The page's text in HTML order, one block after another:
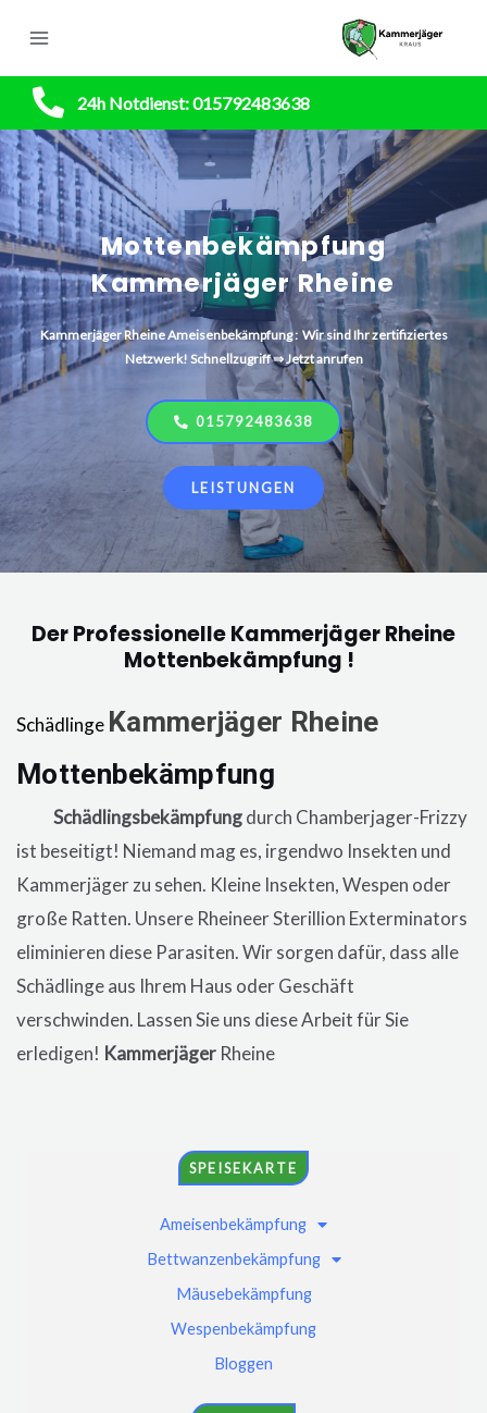
24h Notdienst: 015792483638
Mottenbekämpfung
Kammerjäger Rheine
KammerjägerRheineAmeisenbekämpfung : Wir sind Ihr zertifiziertes
Netzwerk! Schnellzugriff ⇒ Jetzt anrufen
015792483638
LEISTUNGEN
SPEISEKARTE
Ameisenbekämpfung
Bettwanzenbekämpfung
Mäusebekämpfung
Wespenbekämpfung
Bloggen
Der Professionelle Kammerjäger Rheine
Mottenbekämpfung !
Schädlinge Kammerjäger Rheine
Mottenbekämpfung
Schädlingsbekämpfungdurch Chamberjager-Frizzy
ist beseitigt! Niemand mag es, irgendwo Insekten und
Kammerjäger zu sehen. Kleine Insekten, Wespen oder
große Ratten. Unsere RheineerSterillion Exterminators
eliminieren diese Parasiten. Wir sorgen dafür, dass alle
Schädlinge aus Ihrem Haus oder Geschäft
verschwinden. Lassen Sie uns diese Arbeit für Sie
erledigen! Kammerjäger Rheine